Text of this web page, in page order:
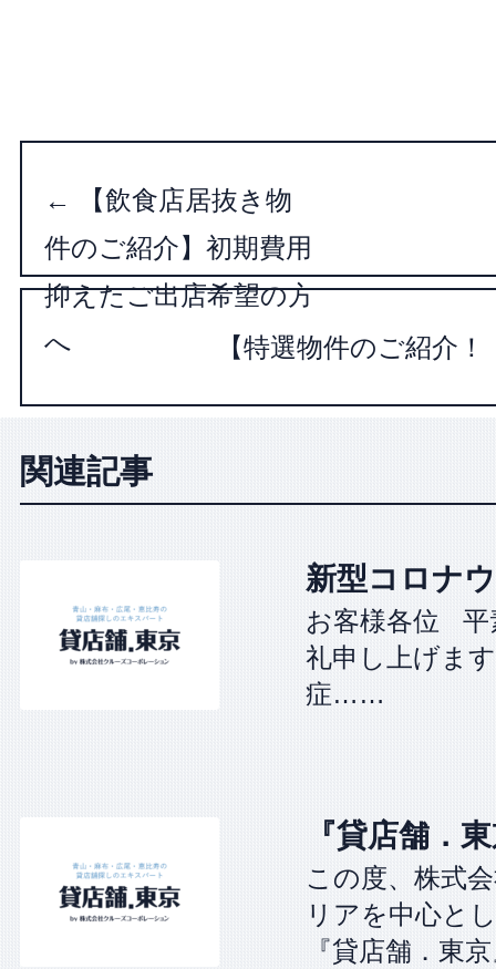
ゲ
ン
←
【飲食店居抜き物
件のご紹介】初期費用
抑えたご出店希望の方
へ
【特選物件のご紹介
関連記事
新型コロナ
お客様各位 平
礼申し上げま
症……
『貸店舗．
この度、株式
リアを中心と
『貸店舗．東